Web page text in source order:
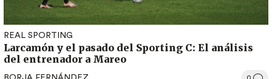
REAL SPORTING
Larcamón y el pasado del Sporting C: El análisis
del entrenador a Mareo